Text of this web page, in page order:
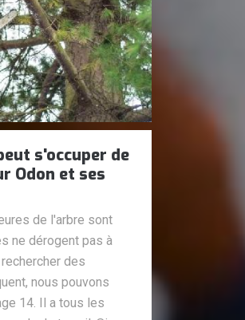
s'occuper de
Odon et ses
de l'arbre sont
ne dérogent pas à
des
nous pouvons
14. Il a tous les